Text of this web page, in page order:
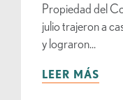
Propiedad del
julio trajeron a
y lograron...
LEER MÁS